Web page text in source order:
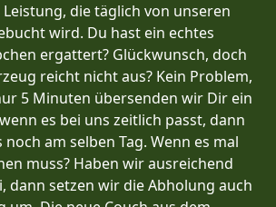
die täglich von unseren
wird. Du hast ein echtes
ergattert? Glückwunsch, doch
reicht nicht aus? Kein Problem,
5 Minuten übersenden wir Dir ein
es bei uns zeitlich passt, dann
am selben Tag. Wenn es mal
muss? Haben wir ausreichend
dann setzen wir die Abholung auch